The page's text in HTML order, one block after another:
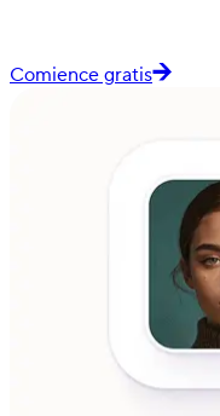
Comience gratis